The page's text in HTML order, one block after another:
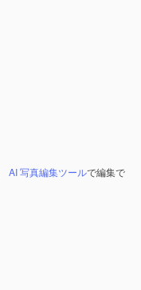
AI 写真編集ツールで編集で